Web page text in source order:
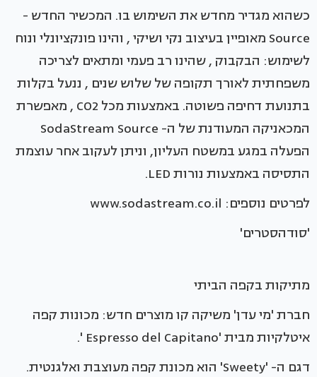
כשהוא מגדיר מחדש את השימוש בו. המכשיר החדש -
Source מאופיין בעיצוב נקי ושיקי , והינו פונקציונלי ונוח
לשימוש: הבקבוק , שהינו רב פעמי ומתאים לצריכה
משפחתית לאורך תקופה של שלוש שנים , ננעל בקלות
בתנועת דחיפה פשוטה. באמצעות מכל CO2 , מאפשרת
המכאניקה המעודנת של ה- SodaStream Source
הפעלה במגע במשטח העליון, וניתן לעקוב אחר עוצמת
התסיסה באמצעות נורות LED.
לפרטים נוספים: www.sodastream.co.il
'סודהסטרים'
מתיקות בקפה הביתי
חברת 'מי עדן' משיקה קו מוצרים חדש: מכונות קפה
איטלקיות מבית 'Espresso del Capitano '.
דגם ה- 'Sweety' הוא מכונת קפה מעוצבת ואלגנטית.